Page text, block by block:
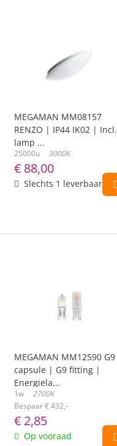
MEGAMAN MM08157
RENZO | IP44 IK02 | Incl.
lamp ...
25000u 3000K
€ 88,00
Slechts 1 leverbaar
MEGAMAN MM12590 G9
capsule | G9 fitting |
Energiela...
1w
2700K
Bespaar € 432,-
€ 2,85
Op vooraad